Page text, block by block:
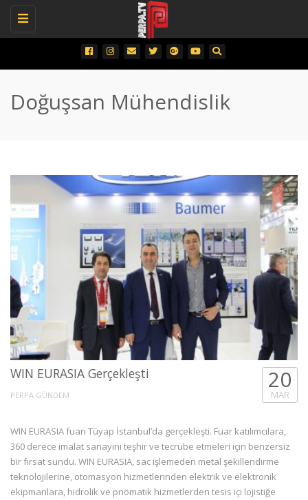
Toggle
Doğuşsan Mühendislik
WIN EURASIA Gerçekleşti
PERPA GÜNDEM
20
MAR
WIN EURASIA fuarı Tüyap İstanbul’da gerçekleşti. Fuar katılımcılara,
360 derece imalat sanayini teşhir ve tecrübe etmeleri için benzersiz
bir fırsat sundu. WIN EURASIA, sac işlemeden metal şekillendirme
teknolojilerine, otomasyon hizmetlerinden elektrik ve elektronik
ekipmanlara, hidrolik ve pnömatik hizmetlerden tesis içi lojistiğe